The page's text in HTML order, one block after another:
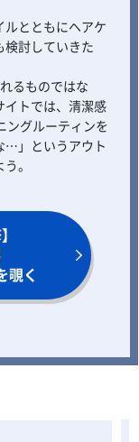
とともにヘアケ
検討していきた
るものではな
イトでは、清潔感
ングルーティンを
…」というアウト
。
覗く